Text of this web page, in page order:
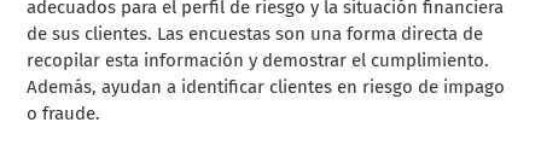
adecuados para el perfil de riesgo y la situación financiera
de sus clientes. Las encuestas son una forma directa de
recopilar esta información y demostrar el cumplimiento.
Además, ayudan a identificar clientes en riesgo de impago
o fraude.